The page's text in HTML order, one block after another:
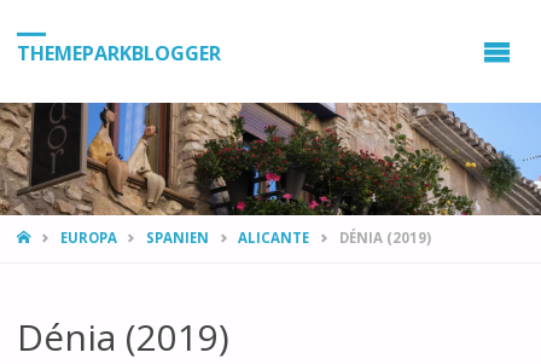
THEMEPARKBLOGGER
HOMEEUROPA SPANIEN ALICANTE DÉNIA (2019)
Dénia (2019)